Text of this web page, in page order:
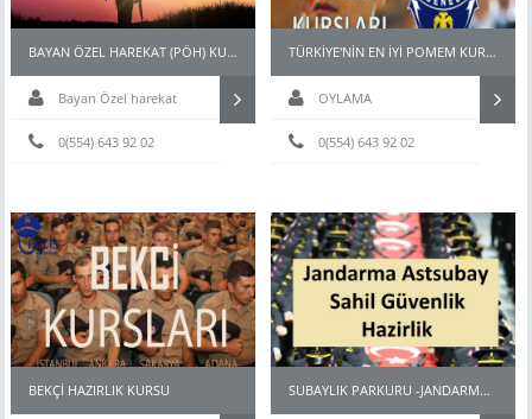
BAYAN ÖZEL HAREKAT (PÖH) KURSLARI
Bayan Özel harekat
kursu0(554) 643 92 02
TÜRKİYE'NİN EN İYİ POMEM KURSLARI
OYLAMA
0(554) 643 92 02
BEKÇİ HAZIRLIK KURSU SUBAYLIK PARKURU -JANDARMA ASTSUBAY-MSÜ FİZİKİ YETERLİLİK PARKURU